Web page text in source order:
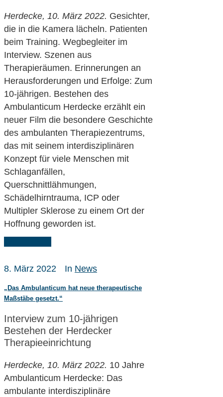
Herdecke, 10. März 2022. Gesichter,
die in die Kamera lächeln. Patienten
beim Training. Wegbegleiter im
Interview. Szenen aus
Therapieräumen. Erinnerungen an
Herausforderungen und Erfolge: Zum
10-jährigen. Bestehen des
Ambulanticum Herdecke erzählt ein
neuer Film die besondere Geschichte
des ambulanten Therapiezentrums,
das mit seinem interdisziplinären
Konzept für viele Menschen mit
Schlaganfällen,
Querschnittlähmungen,
Schädelhirntrauma, ICP oder
Multipler Sklerose zu einem Ort der
Hoffnung geworden ist.
8. März 2022 In News
„Das Ambulanticum hat neue therapeutische
Maßstäbe gesetzt.“
Interview zum 10-jährigen
Bestehen der Herdecker
Therapieeinrichtung
Herdecke, 10. März 2022. 10 Jahre
Ambulanticum Herdecke: Das
ambulante interdisziplinäre